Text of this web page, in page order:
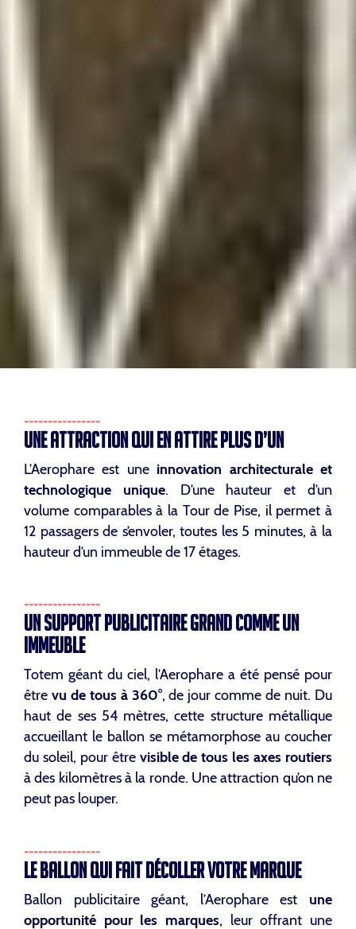
UNE ATTRACTION QUI EN ATTIRE PLUS D’UN
L’Aerophare est une innovation architecturale et
technologique unique. D’une hauteur et d’un
volume comparables à la Tour de Pise, il permet à
12 passagers de s’envoler, toutes les 5 minutes, à la
hauteur d’un immeuble de 17 étages.
UN SUPPORT PUBLICITAIRE GRAND COMME UN
IMMEUBLE
Totem géant du ciel, l’Aerophare a été pensé pour
être vu de tous à 360°, de jour comme de nuit. Du
haut de ses 54 mètres, cette structure métallique
accueillant le ballon se métamorphose au coucher
du soleil, pour être visible de tous les axes routiers
à des kilomètres à la ronde. Une attraction qu’on ne
peut pas louper.
LE BALLON QUI FAIT DÉCOLLER VOTRE MARQUE
Ballon publicitaire géant, l’Aerophare est une
opportunité pour les marques, leur offrant une